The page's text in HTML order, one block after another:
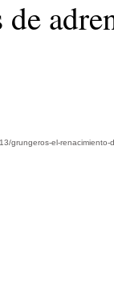
de
grungeros-el-